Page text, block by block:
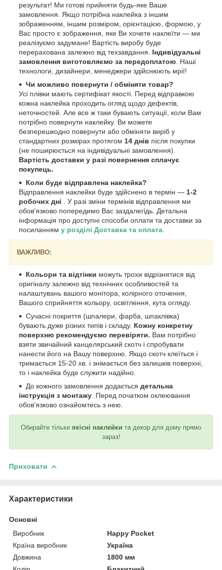
результат! Ми готові прийняти будь-яке Ваше
замовлення. Якщо потрібна наклейка з іншим
зображенням, іншим розміром, орієнтацією, формою, у
Вас просто є зображення, яке Ви хочете наклеїти — ми
реалізуємо задумане! Вартість виробу буде
перерахована залежно від техзавдання. Індивідуальні
замовлення виготовляємо за передоплатою . Наші
технологи, дизайнери, менеджери здійснюють мрії!
Чи можливо повернути / обміняти товар?
Усі плівки мають сертифікат якості. Перед відправкою
кожна наклейка проходить огляд щодо дефектів,
неточностей. Але все ж таки бувають ситуації, коли Вам
потрібно повернути наклейку. Ви можете
безперешкодно повернути або обміняти виріб у
стандартних розмірах протягом 14 днів після покупки
(не поширюється на індивідуальні замовлення).
Вартість доставки у разі повернення сплачує
покупець.
Коли буде відправлена наклейка?
Відправлення наклейки буде здійснено в термін — 1-2
робочих дні . У разі зміни термінів відправлення ми
обов'язково попередимо Вас заздалегідь. Детальна
інформація про доступні способи оплати та доставки за
посиланням у розділі Доставка та оплата
ВАЖЛИВО:
Кольори та відтінки можуть трохи відрізнятися від
оригіналу залежно від технічних особливостей та
налаштувань вашого монітора, колірного оточення,
Вашого сприйняття кольору, освітлення, кута огляду.
Сучасні покриття (шпалери, фарба, шпаклівка)
бувають дуже різних типів і складу. Кожну конкретну
поверхню рекомендуємо перевіряти. Вам потрібно
взяти звичайний канцелярський скотч і спробувати
нанести його на Вашу поверхню. Якщо скотч клеїться і
тримається 15-20 хв. і знімається без залишків поверхні,
то і наклейка буде служити надійно.
До кожного замовлення додається детальна
інструкція з монтажу . Перед початком оклеювання
обов'язково ознайомтесь з нею.
Обирайте тільки якісні наклейки та декор для дому прямо
зараз!
Приховати
Характеристики
Основні
Виробник
Happy Pocket
Країна виробник
Україна
Довжина
1800 мм